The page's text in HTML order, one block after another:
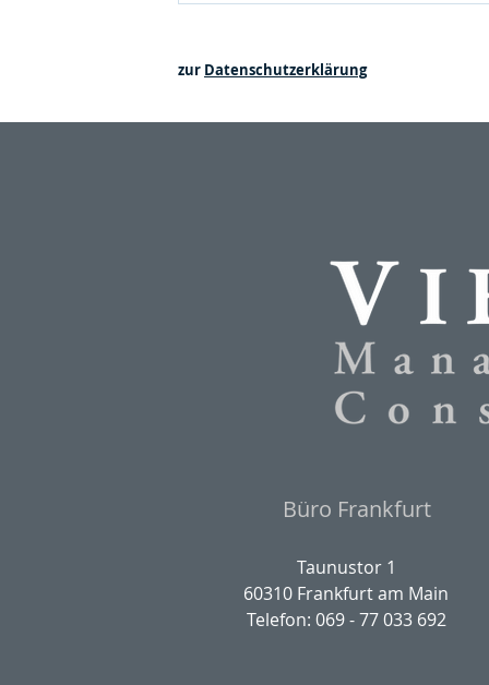
zur Datenschutzerklärung
Büro Frankfurt
Taunustor 1
60310 Frankfurt am Main
Telefon: 069 - 77 033 692